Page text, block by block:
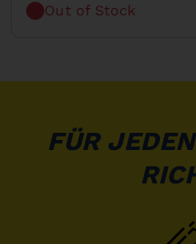
Out of Stock
FÜR